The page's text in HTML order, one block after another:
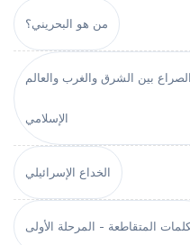
من هو البحريني؟
بين الشرق والغرب والعالم
الإسلامي
الخداع الإسرائيلي
المتقاطعة - المرحلة الأولى